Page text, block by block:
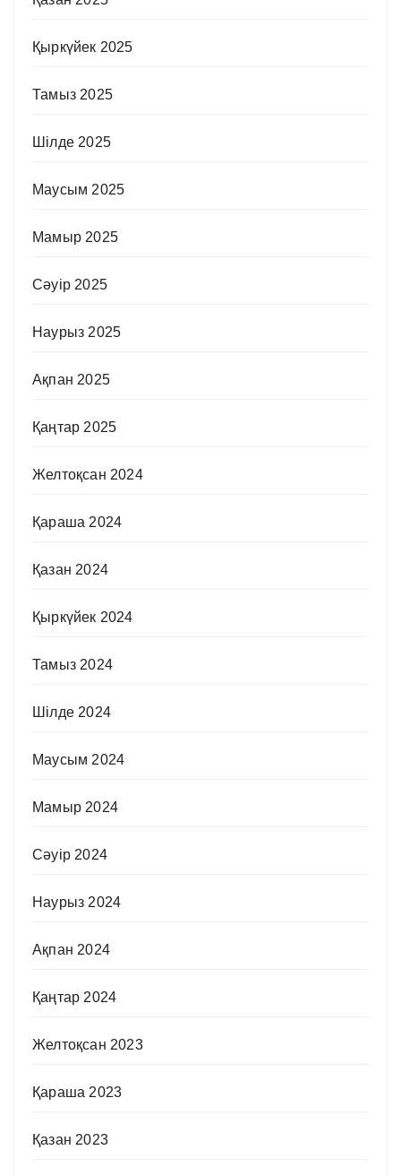
Қыркүйек 2025
Тамыз 2025
Шілде 2025
Маусым 2025
Мамыр 2025
Сәуір 2025
Наурыз 2025
Ақпан 2025
Қаңтар 2025
Желтоқсан 2024
Қараша 2024
Қазан 2024
Қыркүйек 2024
Тамыз 2024
Шілде 2024
Маусым 2024
Мамыр 2024
Сәуір 2024
Наурыз 2024
Ақпан 2024
Қаңтар 2024
Желтоқсан 2023
Қараша 2023
Қазан 2023